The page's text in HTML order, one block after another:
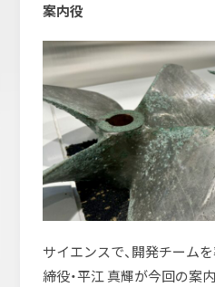
案内役
サイエンスで、開発チーム
締役・平江 真輝が今回の案